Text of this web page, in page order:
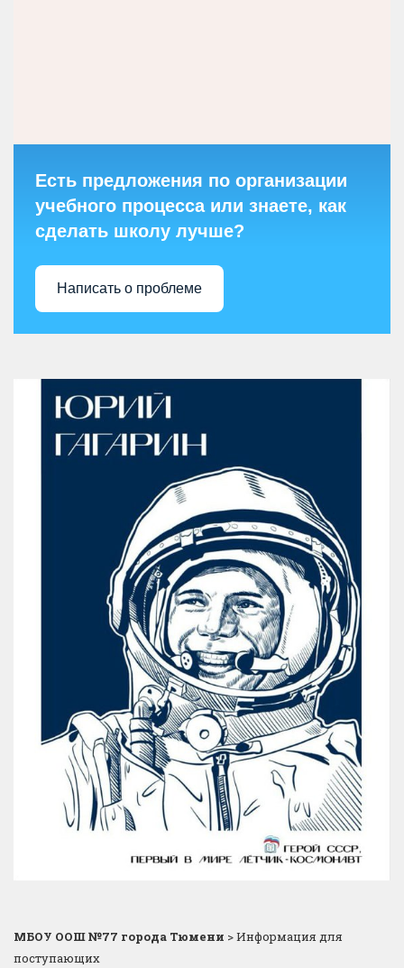
Есть предложения по организации
учебного процесса или знаете, как
сделать школу лучше?
Написать о проблеме
МБОУ ООШ №77 города Тюмени >Информация для
поступающих